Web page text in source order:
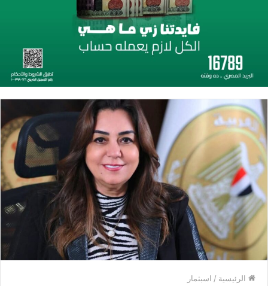
الرئيسية / اسبثمار